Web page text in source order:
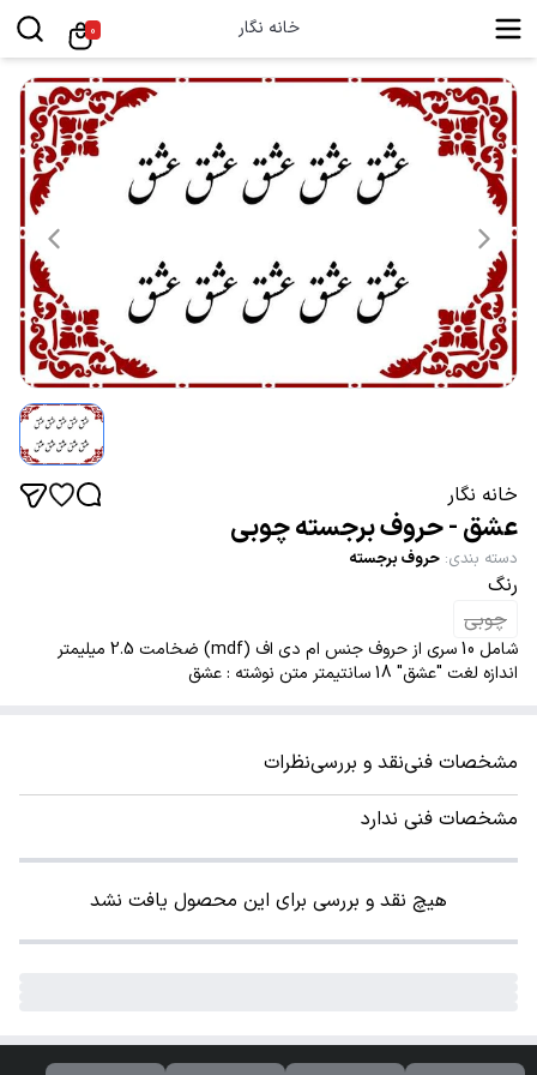
خانه نگار 0
خانه نگار
عشق - حروف برجسته چوبی
دسته بندی: حروف برجسته
رنگ
چوبی
شامل 10 سری از حروف جنس ام دی اف (mdf) ضخامت 2.5 میلیمتر
اندازه لغت "عشق" 18 سانتیمتر متن نوشته : عشق
مشخصات فنینقد و بررسینظرات
مشخصات فنی ندارد
هیچ نقد و بررسی برای این محصول یافت نشد